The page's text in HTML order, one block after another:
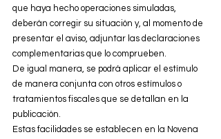
que haya hecho operaciones simuladas,
deberán corregir su situación y, al momento de
presentar el aviso, adjuntar las declaraciones
complementarias que lo comprueben.
De igual manera, se podrá aplicar el estímulo
de manera conjunta con otros estímulos o
tratamientos fiscales que se detallan en la
publicación.
Estas facilidades se establecen en la Novena